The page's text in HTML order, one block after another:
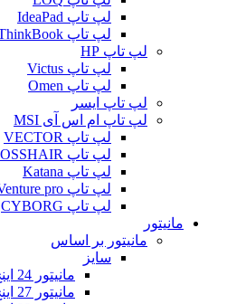
لپ تاپ IdeaPad
لپ تاپ ThinkBook
لپ تاپ HP
لپ تاپ Victus
لپ تاپ Omen
لپ تاپ ایسر
لپ تاپ ام اس آی MSI
لپ تاپ VECTOR
لپ تاپ CROSSHAIR
لپ تاپ Katana
لپ تاپ Venture pro
لپ تاپ CYBORG
مانیتور
مانیتور بر اساس
سایز
مانیتور 24 اینچ
مانیتور 27 اینچ